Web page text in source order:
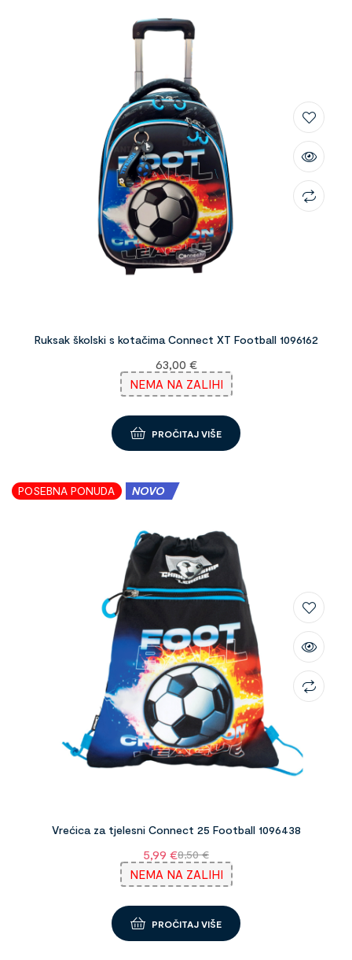
Ruksak školski s kotačima Connect XT Football 1096162
63,00 €
NEMA NA ZALIHI
PROČITAJ VIŠE
POSEBNA PONUDA NOVO
Vrećica za tjelesni Connect 25 Football 1096438
8,50€
5,99 €
NEMA NA ZALIHI
PROČITAJ VIŠE